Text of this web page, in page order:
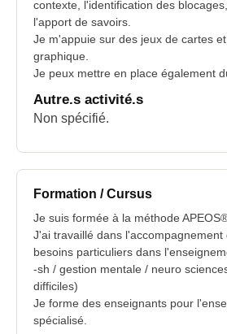
contexte, l'identification des
l'apport de savoirs.
Je m'appuie sur des jeux de cartes
graphique.
Je peux mettre en place également
Autre.s activité.s
Non spécifié.
Formation / Cursus
Je suis formée à la méthode
J'ai travaillé dans l'accompagnement
besoins particuliers dans
-sh / gestion mentale / neuro
difficiles)
Je forme des enseignants pour
spécialisé.